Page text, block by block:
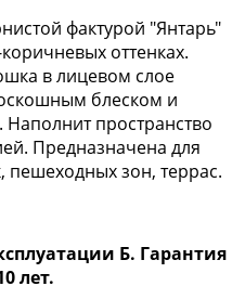
фактурой "Янтарь"
оттенках.
в лицевом слое
блеском и
пространство
Предназначена для
зон, террас.
Б. Гарантия
лет.